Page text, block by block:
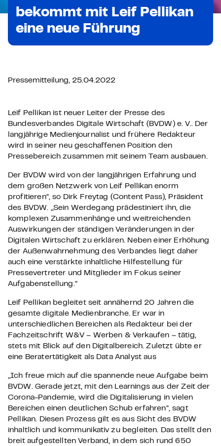
bekommt mit Leif Pellikan
eine neue Führung
Pressemitteilung, 25.04.2022
Leif Pellikan ist neuer Leiter der Presse des
Bundesverbandes Digitale Wirtschaft (BVDW) e. V.. Der
langjährige Medienjournalist und frühere Redakteur
wird in seiner neu geschaffenen Position den
Pressebereich zusammen mit seinem Team ausbauen.
Der BVDW wird von der langjährigen Erfahrung und
dem großen Netzwerk von Leif Pellikan enorm
profitieren“, so Dirk Freytag (Content Pass), Präsident
des BVDW. „Sein Werdegang prädestiniert ihn, die
komplexen Zusammenhänge und weitreichenden
Auswirkungen der ständigen Veränderungen in der
Digitalen Wirtschaft zu erklären. Neben einer Erhöhung
der Außenwahrnehmung des Verbandes liegt daher
auch eine verstärkte inhaltliche Hilfestellung für
Pressevertreter und Mitglieder im Fokus seiner
Aufgabenstellung.“
Leif Pellikan begleitet seit annähernd 20 Jahren die
gesamte digitale Medienbranche. Er war in
unterschiedlichen Bereichen als Redakteur bei der
Fachzeitschrift W&V – Werben & Verkaufen – tätig,
stets mit Blick auf den Digitalbereich. Zuletzt übte er
eine Beratertätigkeit als Data Analyst aus
„Ich freue mich auf die spannende neue Aufgabe beim
BVDW. Gerade jetzt, mit den Learnings aus der Zeit der
Corona-Pandemie, wird die Digitalisierung in vielen
Bereichen einen deutlichen Schub erfahren“, sagt
Pellikan. Diesen Prozess gilt es aus Sicht des BVDW
inhaltlich und kommunikativ zu begleiten. Das stellt den
breit aufgestellten Verband, in dem sich rund 650